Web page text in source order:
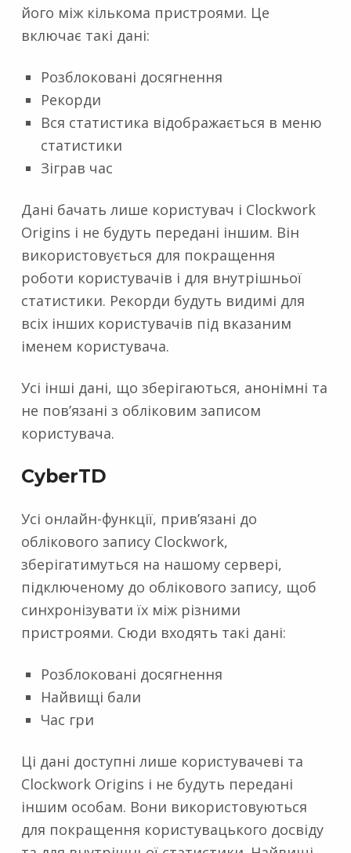
його між кількома пристроями. Це
включає такі дані:
Розблоковані досягнення
Рекорди
Вся статистика відображається в меню
статистики
Зіграв час
Дані бачать лише користувач і Clockwork
Origins і не будуть передані іншим. Він
використовується для покращення
роботи користувачів і для внутрішньої
статистики. Рекорди будуть видимі для
всіх інших користувачів під вказаним
іменем користувача.
Усі інші дані, що зберігаються, анонімні та
не пов’язані з обліковим записом
користувача.
CyberTD
Усі онлайн-функції, прив’язані до
облікового запису Clockwork,
зберігатимуться на нашому сервері,
підключеному до облікового запису, щоб
синхронізувати їх між різними
пристроями. Сюди входять такі дані:
Розблоковані досягнення
Найвищі бали
Час гри
Ці дані доступні лише користувачеві та
Clockwork Origins і не будуть передані
іншим особам. Вони використовуються
для покращення користувацького досвіду